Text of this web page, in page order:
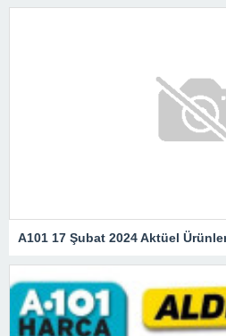
A101 17 Şubat 2024 Aktüel